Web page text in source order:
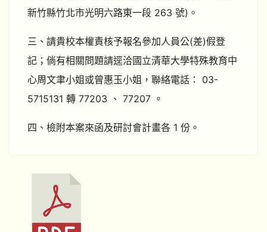
新竹縣竹北市光明六路東一段 263 號)。
三、請貴校本權責核予報名參加人員公(差)假登
記；倘有相關問題請逕洽國立清華大學特殊教育中
心周文聿小姐或曾惠玉小姐，聯絡電話： 03-
5715131 轉 77203 、 77207 。
四、檢附本案來函及研討會計畫各 1 份。